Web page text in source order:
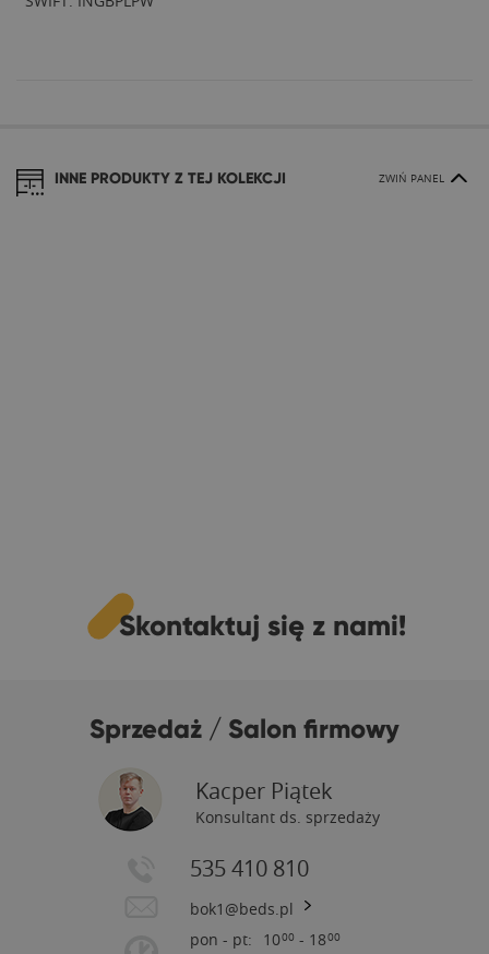
INNE PRODUKTY Z TEJ KOLEKCJI ZWIŃ PANEL
Skontaktuj się z nami!
Sprzedaż / Salon firmowy
Kacper Piątek
Konsultant ds. sprzedaży
535 410 810
bok1@beds.pl
pon - pt:
1000 - 1800